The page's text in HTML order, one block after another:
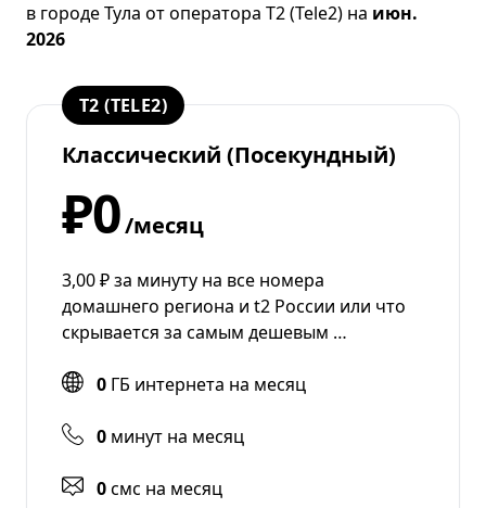
в городе Тула отоператора T2 (Tele2) на июн.
2026
T2 (TELE2)
Классический (Посекундный)
₽0/месяц
3,00 ₽ за минуту на все номера
домашнего региона и t2 России или что
скрывается за самым дешевым …
0 ГБ интернета на месяц
0 минут на месяц
0смс на месяц